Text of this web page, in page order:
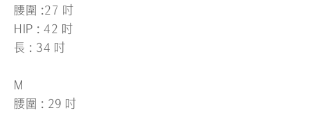
腰圍 :27 吋
HIP : 42 吋
長 : 34 吋
M
腰圍 : 29 吋